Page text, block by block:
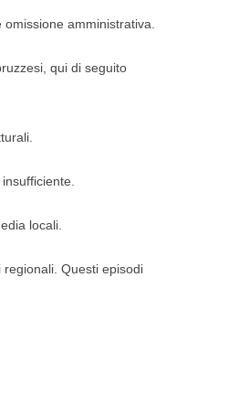
amministrativa.
qui di seguito
locali.
Questi episodi